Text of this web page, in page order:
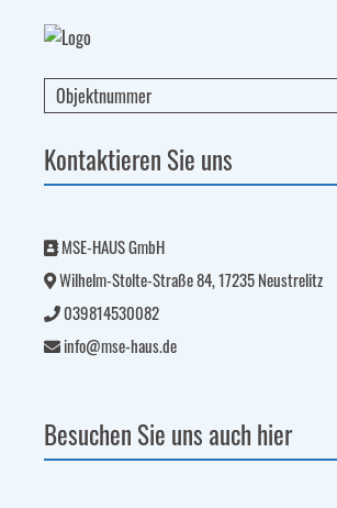
Kontaktieren Sie uns
MSE-HAUS GmbH
Wilhelm-Stolte-Straße 84, 17235 Neustrelitz
039814530082
info@mse-haus.de
Besuchen Sie uns auch hier